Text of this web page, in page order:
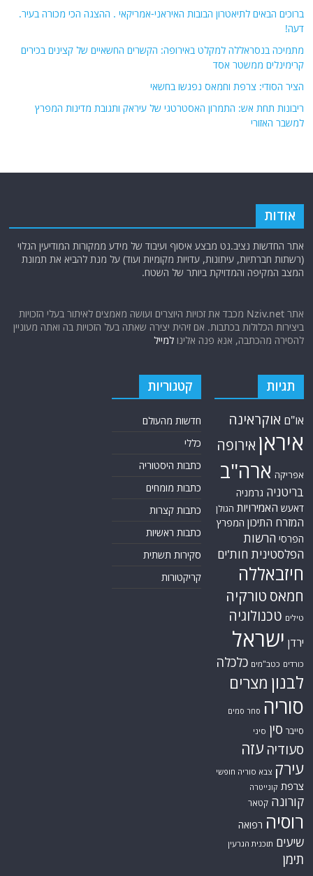
ברוכים הבאים לתיאטרון הבובות האיראני-אמריקאי . ההצגה הכי מכורה בעיר.
דעה!
מתמיכה בנסראללה למקלט באירופה: הקשרים החשאיים של קצינים בכירים
קרימינלים ממשטר אסד
הציר הסודי: צרפת וחמאס נפגשו בחשאי
ריבונות תחת אש: התמרון האסטרטגי של עיראק ותגובת מדינות המפרץ
למשבר האזורי
אודות
אתר החדשות נציב.נט מבצע איסוף ועיבוד של מידע ממקורות המודיעין הגלוי
(רשתות חברתיות, עיתונות, עדויות מקומיות ועוד) על מנת להביא את תמונת
המצב המקיפה והמדויקת ביותר של השטח.
אתר Nziv.net מכבד את זכויות היוצרים ועושה מאמצים לאיתור בעלי הזכויות
ביצירות הכלולות בכתבות. אם זיהית יצירה שאתה בעל הזכויות בה ואתה מעוניין
להסירה מהכתבה, אנא פנה אלינולמייל
תגיות
או"ם אוקראינה
איראן אירופה
אפריקה ארה"ב
בריטניה גרמניה
דאעש האמירויות הגולן
המזרח התיכון המפרץ
הפרסי הרשות
הפלסטינית חות'ים
חיזבאללה
חמאס טורקיה
טילים טכנולוגיה
ירדן ישראל
כורדים כטב"מים כלכלה
לבנון מצרים
סוריה סחר סמים
סייבר סין סיני
סעודיה עזה
עירק צבא סוריה חופשי
צרפת קונייטרה
קורונה קטאר
רוסיה רפואה
שיעים תוכנית הגרעין
תימן
קטגוריות
חדשות מהעולם
כללי
כתבות היסטוריה
כתבות מומחים
כתבות קצרות
כתבות ראשיות
סקירות תשתית
קריקטורות